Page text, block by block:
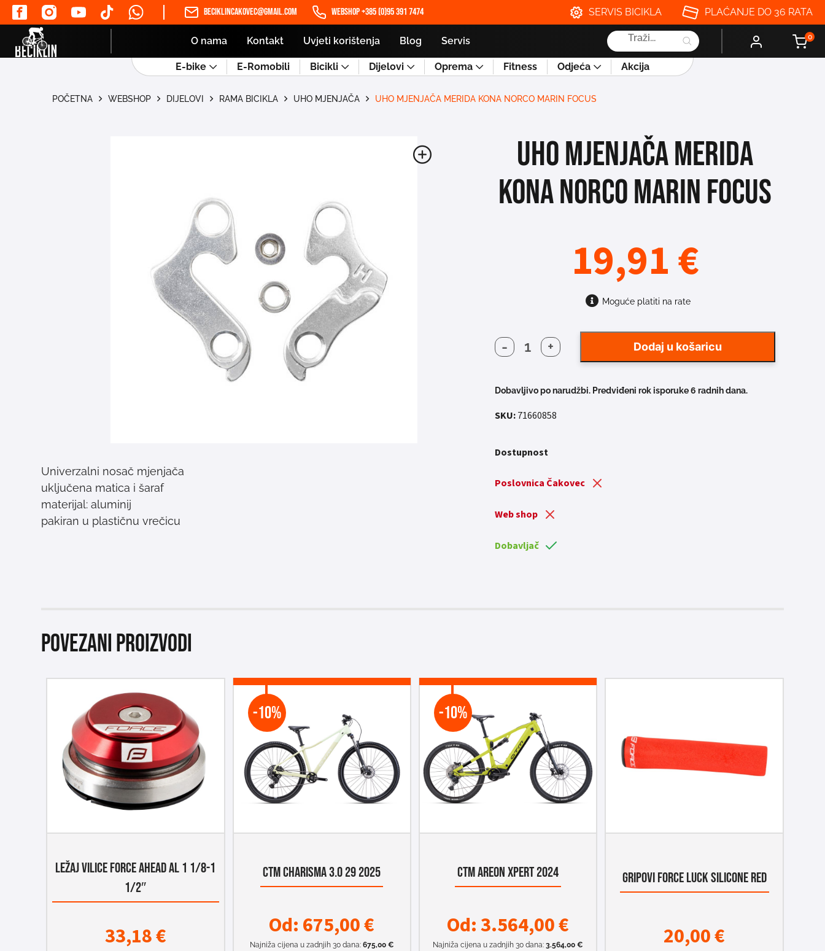
beciklincakovec@gmail.com WEBSHOP +385 (0)95 391 7474 SERVIS BICIKLA PLAĆANJE DO 36 RATA
O nama Kontakt Uvjeti korištenja Blog Servis
Products
search
0
E-bike E-Romobili Bicikli Dijelovi Oprema Fitness Odjeća Akcija
POČETNA WEBSHOP DIJELOVI RAMA BICIKLA UHO MJENJAČA UHO MJENJAČA MERIDA KONA NORCO MARIN FOCUS
Univerzalni nosač mjenjača
uključena matica i šaraf
materijal: aluminij
pakiran u plastičnu vrečicu
UHO MJENJAČA merida
kona norco marin focus
19,91€
Moguće platiti na rate
-
UHO
MJENJAČA
kona
marin
količina
+ Dodaj u košaricu
Dobavljivo po narudžbi. Predviđeni rok isporuke 6 radnih dana.
SKU:71660858
Dostupnost
Poslovnica Čakovec
Web shop
Dobavljač
Povezani proizvodi
LEŽAJ VILICE FORCE AHEAD AL 1 1/8-1
1/2″
33,18€
-10%
CTM CHARISMA 3.0 29 2025
Od:675,00€
Najniža cijena u zadnjih 30 dana: 675,00 €
-10%
CTM AREON XPERT 2024
Od:3.564,00€
Najniža cijena u zadnjih 30 dana:3.564,00€
GRIPOVI FORCE LUCK SILICONE RED
20,00€